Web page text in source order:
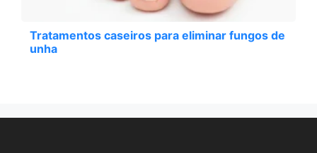
Tratamentos caseiros para eliminar fungos de
unha